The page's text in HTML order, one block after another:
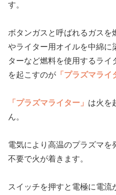
す。
ボタンガスと呼ばれるガスを
やライター用オイルを中綿に
ターなど燃料を使用するライ
を起こすのが 「プラズマライ
「プラズマライター」 は火を
ん。
電気により高温のプラズマ
不要で火が着きます。
スイッチを押すと電極に電流